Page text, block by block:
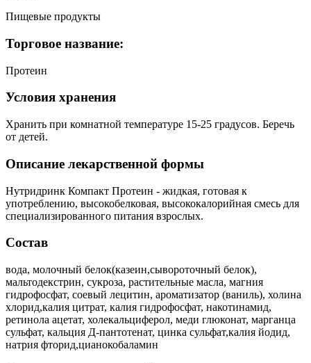
Пищевые продукты
Торговое название:
Протеин
Условия хранения
Хранить при комнатной температуре 15-25 градусов. Беречь
от детей.
Описание лекарственной формы
Нутридринк Компакт Протеин - жидкая, готовая к
употреблению, высокобелковая, высококалорийная смесь для
специализированного питания взрослых.
Состав
вода, молочный белок(казеин,сывороточный белок),
мальтодекстрин, сукроза, растительные масла, магния
гидрофосфат, соевый лецитин, ароматизатор (ваниль), холина
хлорид,калия цитрат, калия гидрофосфат, накотинамид,
ретинола ацетат, холекальциферол, меди глюконат, марганца
сульфат, кальция Д-пантотенат, цинка сульфат,калия йодид,
натрия фторид,цианокобаламин